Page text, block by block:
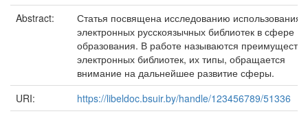
Abstract:
Статья посвящена исследованию использования
электронных русскоязычных библиотек в сфере
образования. В работе называются преимущества
электронных библиотек, их типы, обращается
внимание на дальнейшее развитие сферы.
URI:
https://libeldoc.bsuir.by/handle/123456789/51336